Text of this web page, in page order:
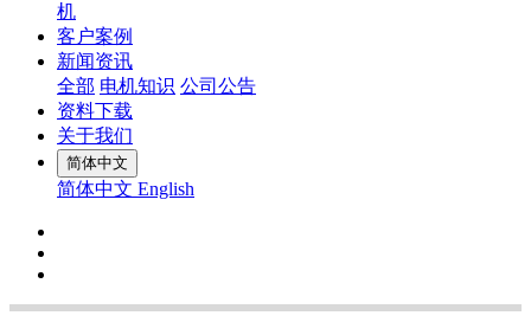
机
客户案例
新闻资讯
全部 电机知识 公司公告
资料下载
关于我们
简体中文
简体中文 English